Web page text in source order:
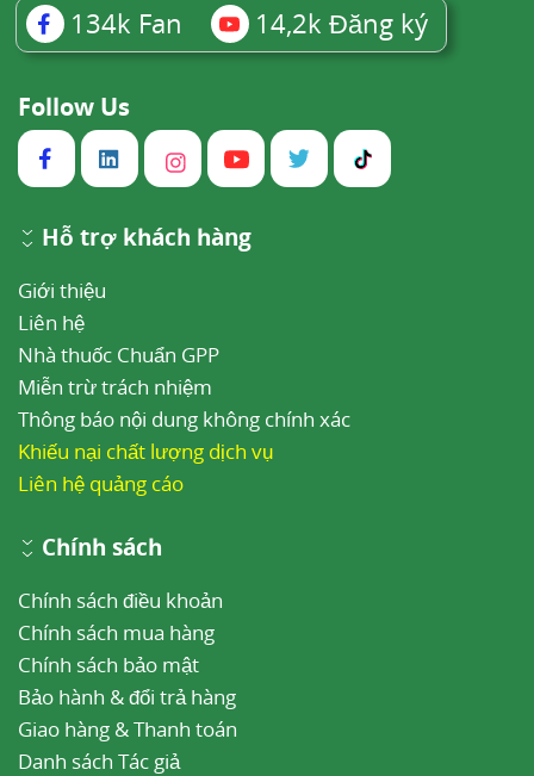
134k Fan 14,2k Đăng ký
Follow Us
Hỗ trợ khách hàng
Giới thiệu
Liên hệ
Nhà thuốc Chuẩn GPP
Miễn trừ trách nhiệm
Thông báo nội dung không chính xác
Khiếu nại chất lượng dịch vụ
Liên hệ quảng cáo
Chính sách
Chính sách điều khoản
Chính sách mua hàng
Chính sách bảo mật
Bảo hành & đổi trả hàng
Giao hàng & Thanh toán
Danh sách Tác giả